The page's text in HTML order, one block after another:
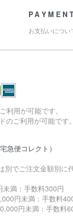
お支払いについ
利用が可能です。
のご利用が可能です。
急便コレクト）
別でご注文金額別に
満：手数料300円
円未満：手数料
円未満：手数料